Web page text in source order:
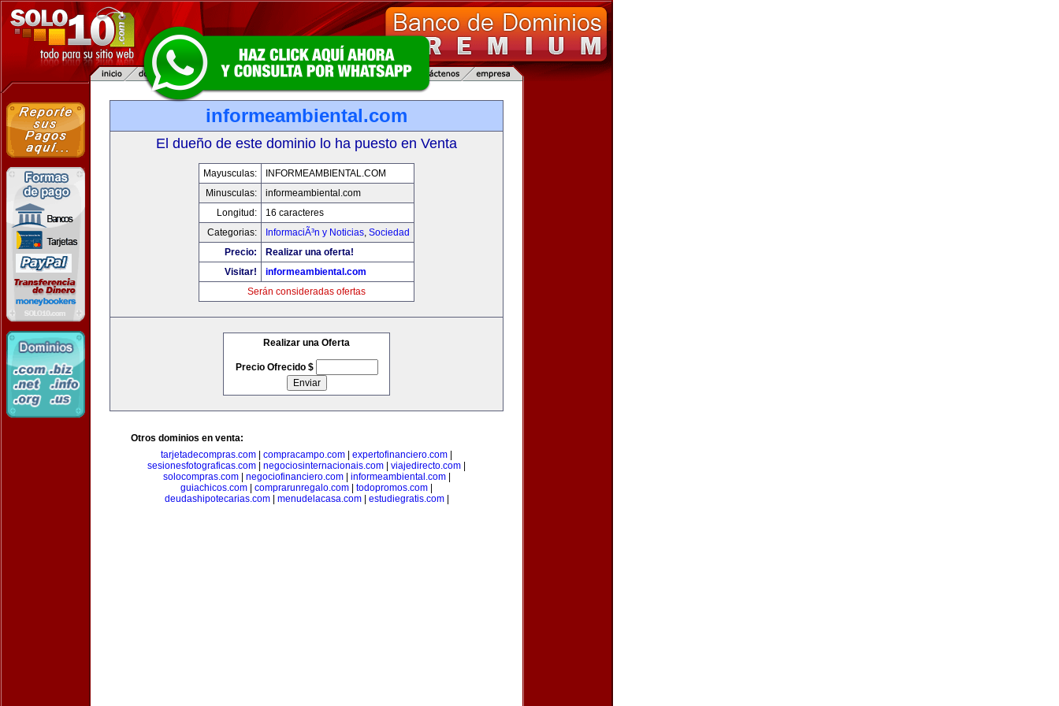
informeambiental.com
El dueño de este dominio lo ha puesto en Venta
Mayusculas:
INFORMEAMBIENTAL.COM
Minusculas:
informeambiental.com
Longitud:
16 caracteres
Categorias:
InformaciÃ³n y Noticias, Sociedad
Precio:
Realizar una oferta!
Visitar!
informeambiental.com
Serán consideradas ofertas
Realizar una Oferta
Precio Ofrecido $
Otros dominios en venta:
tarjetadecompras.com
compracampo.com expertofinanciero.com
sesionesfotograficas.com
negociosinternacionais.com viajedirecto.com
solocompras.com| negociofinanciero.com| informeambiental.com|
guiachicos.com
comprarunregalo.com todopromos.com
deudashipotecarias.com| menudelacasa.com| estudiegratis.com|